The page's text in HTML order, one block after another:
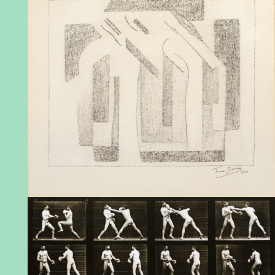
Chapelle du Musée Marthe Donas © MIMDo